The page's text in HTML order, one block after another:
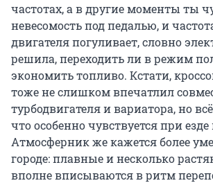
частотах, а в другие моменты ты
невесомость под педалью, и
двигателя погуливает, словно
решила, переходить ли в режим
экономить топливо. Кстати,
тоже не слишком впечатлил
турбодвигателя и вариатора, но
что особенно чувствуется при езде
Атмосферник же кажется более
городе: плавные и несколько
вполне вписываются в ритм